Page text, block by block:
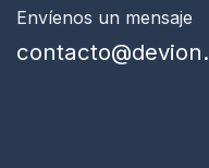
Envíenos un mensaje